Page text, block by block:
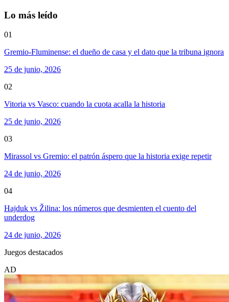
Lo más leído
01
Gremio-Fluminense: el dueño de casa y el dato que la tribuna ignora
25 de junio, 2026
02
Vitoria vs Vasco: cuando la cuota acalla la historia
25 de junio, 2026
03
Mirassol vs Gremio: el patrón áspero que la historia exige repetir
24 de junio, 2026
04
Hajduk vs Žilina: los números que desmienten el cuento del
underdog
24 de junio, 2026
Juegos destacados
AD